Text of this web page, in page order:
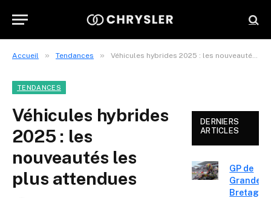
Accueil » Tendances » Véhicules hybrides 2025 : les nouveautés les plus attendues
TENDANCES
Véhicules hybrides
2025 : les
nouveautés les
plus attendues
DERNIERS
ARTICLES
GP de
Grande-
Bretagne